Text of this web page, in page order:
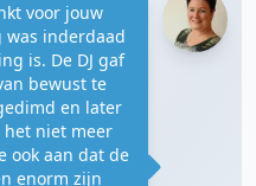
voor jouw
was inderdaad
is. De DJ gaf
bewust te
en later
niet meer
ook aan dat de
enorm zijn